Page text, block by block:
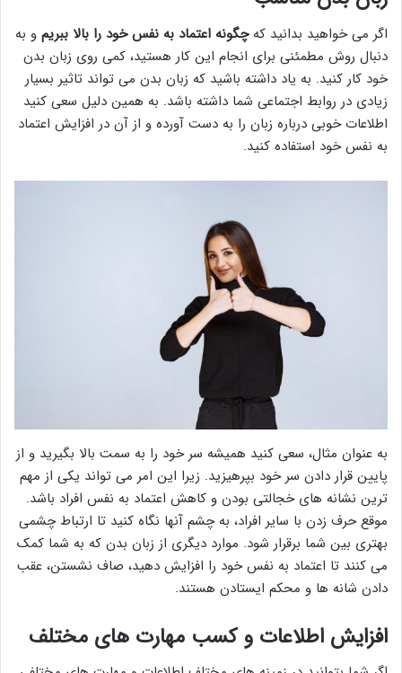
اگر می خواهید بدانید کهچگونه اعتماد به نفس خود را بالا ببریم و به
دنبال روش مطمئنی برای انجام این کار هستید، کمی روی زبان بدن
خود کار کنید. به یاد داشته باشید که زبان بدن می تواند تاثیر بسیار
زیادی در روابط اجتماعی شما داشته باشد. به همین دلیل سعی کنید
اطلاعات خوبی درباره زبان را به دست آورده و از آن در افزایش اعتماد
به نفس خود استفاده کنید.
به عنوان مثال، سعی کنید همیشه سر خود را به سمت بالا بگیرید و از
پایین قرار دادن سر خود بپرهیزید. زیرا این امر می تواند یکی از مهم
ترین نشانه های خجالتی بودن و کاهش اعتماد به نفس افراد باشد.
موقع حرف زدن با سایر افراد، به چشم آنها نگاه کنید تا ارتباط چشمی
بهتری بین شما برقرار شود. موارد دیگری از زبان بدن که به شما کمک
می کنند تا اعتماد به نفس خود را افزایش دهید، صاف نشستن، عقب
دادن شانه ها و محکم ایستادن هستند.
افزایش اطلاعات و کسب مهارت های مختلف